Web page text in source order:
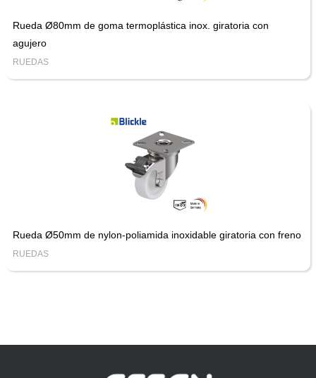
Rueda Ø80mm de goma termoplástica inox. giratoria con
agujero
RUEDAS
Rueda Ø50mm de nylon-poliamida inoxidable giratoria con freno
RUEDAS